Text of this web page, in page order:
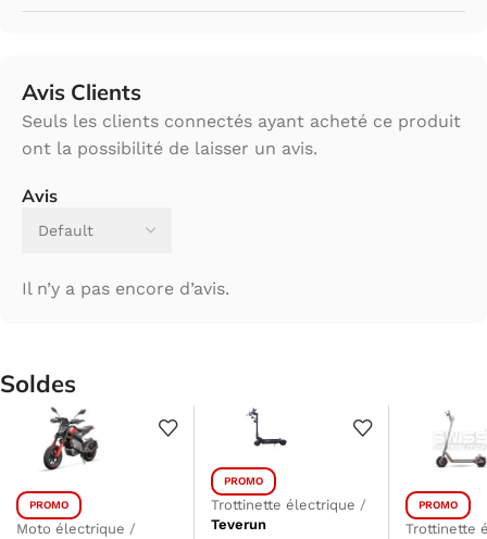
Avis Clients
Avis
Il n’y a pas encore d’avis.
Seuls les clients connectés ayant acheté ce produit
ont la possibilité de laisser un avis.
Soldes
PROMO
Moto électrique /
PROMO
Trottinette électrique /
Teverun
PROMO
Trottinette